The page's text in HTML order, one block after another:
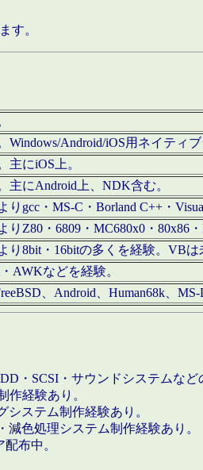
す。
Windows/Android/iOS用ネイティ
主にiOS上。
主にAndroid上、NDK含む。
りgcc・MS-C・Borland C++・
りZ80・6809・MC680x0・80x86
り8bit・16bitの多くを経験。VBは
AWKなどを経験。
、Android、Human68k、
・SCSI・サウンドシステムなど
作経験あり。
ステム制作経験あり。
減色処理システム制作経験あり。
布中。